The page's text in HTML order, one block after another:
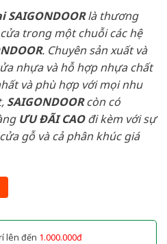
là thương
trong một chuỗi các hệ
. Chuyên sản xuất và
nhựa và hỗ hợp nhựa chất
và phù hợp với mọi nhu
SAIGONDOORcòn có
ƯU ĐÃI CAOđi kèm với sự
gỗ và cả phân khúc giá
lên đến 1.000.000đ